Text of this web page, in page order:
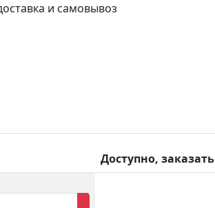
и самовывоз
Доступно, заказать